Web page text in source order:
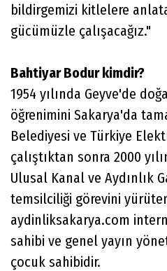
bildirgemizi kitlelere
gücümüzle çalışacağız."
Bahtiyar Bodur kimdir?
1954 yılında Geyve'de
öğrenimini Sakarya'da
Belediyesi ve Türkiye
çalıştıktan sonra 2000
Ulusal Kanal ve Aydınlık
temsilciliği görevini
aydinliksakarya.com
sahibi ve genel yayın
çocuk sahibidir.